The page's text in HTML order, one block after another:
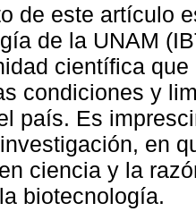
de este artículo
de la UNAM
científica
condiciones y
país. Es
en
ciencia y la
biotecnología.